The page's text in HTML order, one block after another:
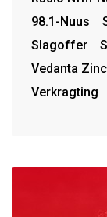
98.1-Nuus
Slagoffer
Vedanta
Verkragting